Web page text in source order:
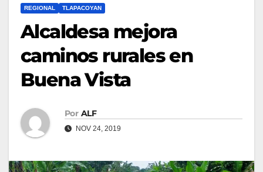
REGIONAL TLAPACOYAN
Alcaldesa mejora
caminos rurales en
Buena Vista
Por ALF
NOV 24, 2019